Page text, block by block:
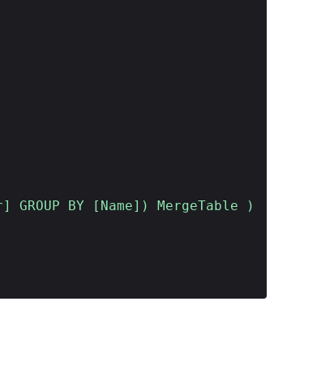
GROUP BY [Name]) MergeTable )